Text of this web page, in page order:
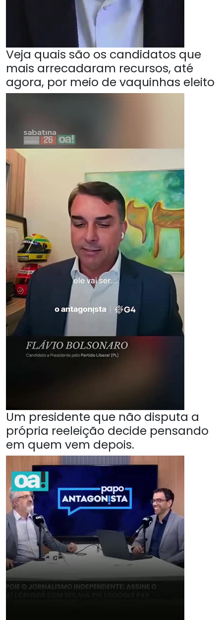
Veja quais são os candidatos que
mais arrecadaram recursos, até
agora, por meio de vaquinhas eleito
Um presidente que não disputa a
própria reeleição decide pensando
em quem vem depois.